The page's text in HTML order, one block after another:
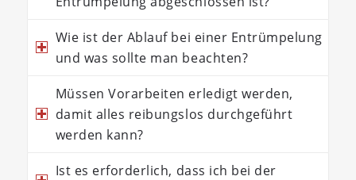
Wie ist der Ablauf bei einer Entrümpelung
und was sollte man beachten?
Müssen Vorarbeiten erledigt werden,
damit alles reibungslos durchgeführt
werden kann?
Ist es erforderlich, dass ich bei der